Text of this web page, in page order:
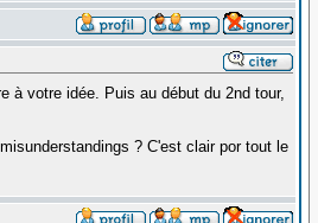
à votre idée. Puis au début du 2nd tour,
? C'est clair por tout le